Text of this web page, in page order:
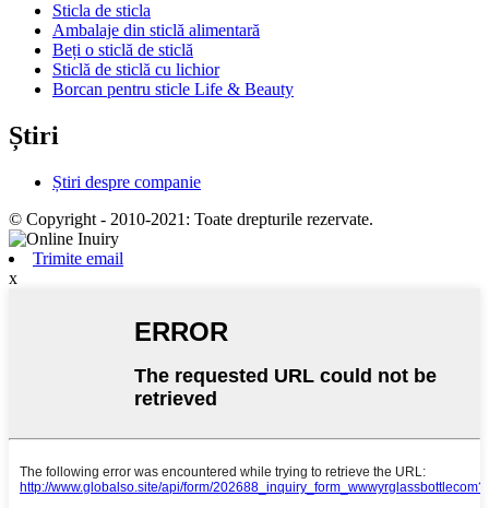
Sticla de sticla
Ambalaje din sticlă alimentară
Beți o sticlă de sticlă
Sticlă de sticlă cu lichior
Borcan pentru sticle Life & Beauty
Știri
Știri despre companie
© Copyright - 2010-2021: Toate drepturile rezervate.
Trimite email
x